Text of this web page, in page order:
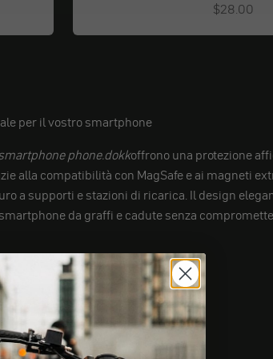
Angebot
$28.00
per il vostro smartphone
phone.dokkoffrono una protezione
alla compatibilità con MagSafe e ai magneti
a supporti e stazioni di ricarica. Il design
da graffi e cadute senza